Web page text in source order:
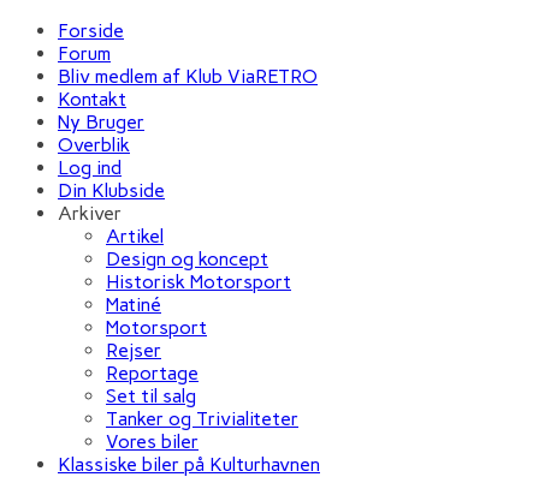
Forside
Forum
Bliv medlem af Klub ViaRETRO
Kontakt
Ny Bruger
Overblik
Log ind
Din Klubside
Arkiver
Artikel
Design og koncept
Historisk Motorsport
Matiné
Motorsport
Rejser
Reportage
Set til salg
Tanker og Trivialiteter
Vores biler
Klassiske biler på Kulturhavnen